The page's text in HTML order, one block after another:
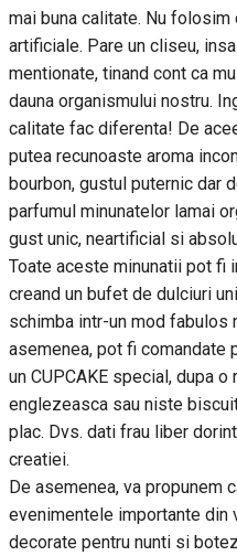
mai buna calitate. Nu
artificiale. Pare un cliseu,
mentionate, tinand cont ca
dauna organismului nostru.
calitate fac diferenta! De
putea recunoaste aroma
bourbon, gustul puternic dar
parfumul minunatelor lamai
gust unic, neartificial si
Toate aceste minunatii pot fi
creand un bufet de dulciuri
schimba intr-un mod fabulos
asemenea, pot fi comandate
un CUPCAKE special, dupa
englezeasca sau niste
plac. Dvs. dati frau liber
creatiei.
De asemenea, va propunem
evenimentele importante din
decorate pentru nunti si